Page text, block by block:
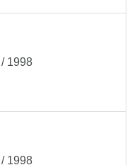
1998
1998